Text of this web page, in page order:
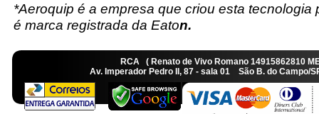
*Aeroquip é a empresa que criou esta
é marca registrada da Eaton.
RCA ( Renato de Vivo Romano
Av. Imperador Pedro II, 87 - sala 01 São B. do